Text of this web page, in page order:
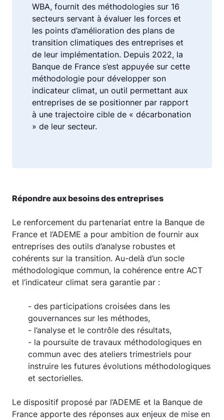
WBA, fournit des méthodologies sur 16
secteurs servant à évaluer les forces et
les points d’amélioration des plans de
transition climatiques des entreprises et
de leur implémentation. Depuis 2022, la
Banque de France s’est appuyée sur cette
méthodologie pour développer son
indicateur climat, un outil permettant aux
entreprises de se positionner par rapport
à une trajectoire cible de « décarbonation
» de leur secteur.
Répondre aux besoins des entreprises
Le renforcement du partenariat entre la Banque de
France et l’ADEME a pour ambition de fournir aux
entreprises des outils d’analyse robustes et
cohérents sur la transition. Au-delà d’un socle
méthodologique commun, la cohérence entre ACT
et l’indicateur climat sera garantie par :
- des participations croisées dans les
gouvernances sur les méthodes,
- l’analyse et le contrôle des résultats,
- la poursuite de travaux méthodologiques en
commun avec des ateliers trimestriels pour
instruire les futures évolutions méthodologiques
et sectorielles.
Le dispositif proposé par l’ADEME et la Banque de
France apporte des réponses aux enjeux de mise en